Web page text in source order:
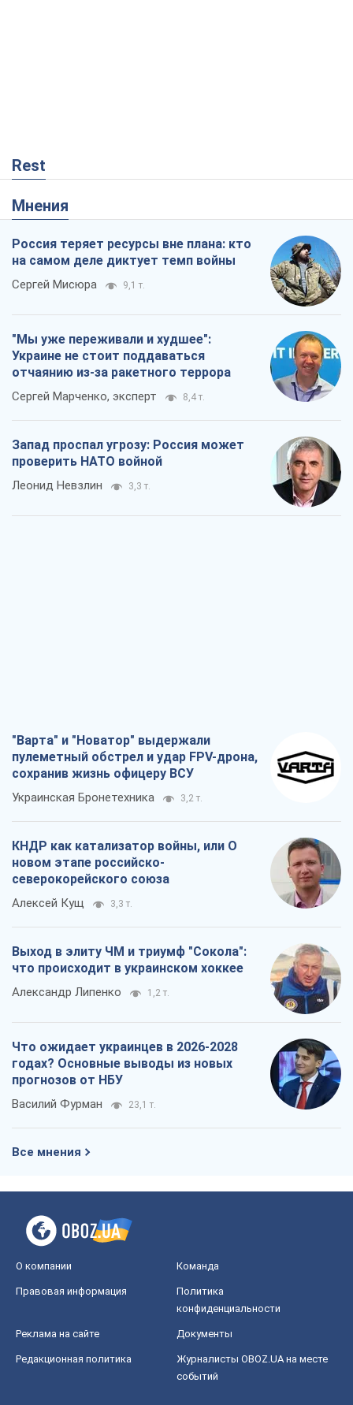
Rest
Мнения
Россия теряет ресурсы вне плана: кто
на самом деле диктует темп войны
Сергей Мисюра 9,1 т.
"Мы уже переживали и худшее":
Украине не стоит поддаваться
отчаянию из-за ракетного террора
Сергей Марченко, эксперт 8,4 т.
Запад проспал угрозу: Россия может
проверить НАТО войной
Леонид Невзлин 3,3 т.
"Варта" и "Новатор" выдержали
пулеметный обстрел и удар FPV-дрона,
сохранив жизнь офицеру ВСУ
Украинская Бронетехника 3,2 т.
КНДР как катализатор войны, или О
новом этапе российско-
северокорейского союза
Алексей Кущ 3,3 т.
Выход в элиту ЧМ и триумф "Сокола":
что происходит в украинском хоккее
Александр Липенко 1,2 т.
Что ожидает украинцев в 2026-2028
годах? Основные выводы из новых
прогнозов от НБУ
Василий Фурман 23,1 т.
Все мнения
О компании Команда
Правовая информация
Политика
конфиденциальности
Реклама на сайте Документы
Редакционная политика
Журналисты OBOZ.UA на месте
событий